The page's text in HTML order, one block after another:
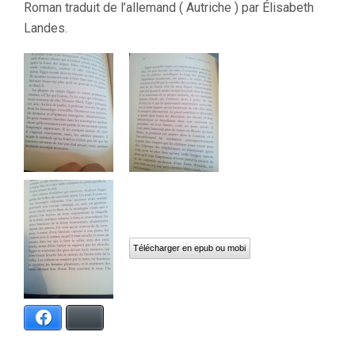
Roman traduit de l’allemand ( Autriche ) par Élisabeth
Landes.
Télécharger en epub ou mobi